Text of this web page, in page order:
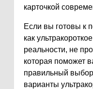
карточкой
Если вы готовы к
как
реальности, не
которая поможет
правильный
варианты